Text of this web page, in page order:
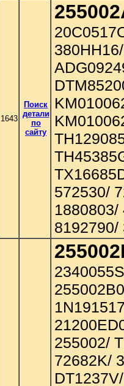
1643
Поиск
детали
по
сайту
572530/
1880803/
8192790/
255002/
72682K/